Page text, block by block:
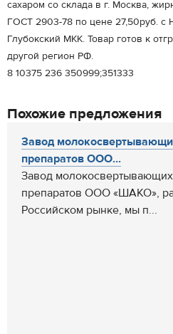
сахаром со склада в г. Москва,
ГОСТ 2903-78 по цене 27,50руб. с
Глубокский МКК. Товар готов к
другой регион РФ.
8 10375 236 350999;351333
Похожие предложения
Завод
препаратов ООО...
Завод
препаратов ООО «ШАКО»,
Российском рынке, мы п...